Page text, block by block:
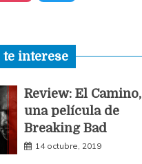
s
t
a
i
t
t
te interese
Review: El Camino,
una película de
Breaking Bad
14 octubre, 2019